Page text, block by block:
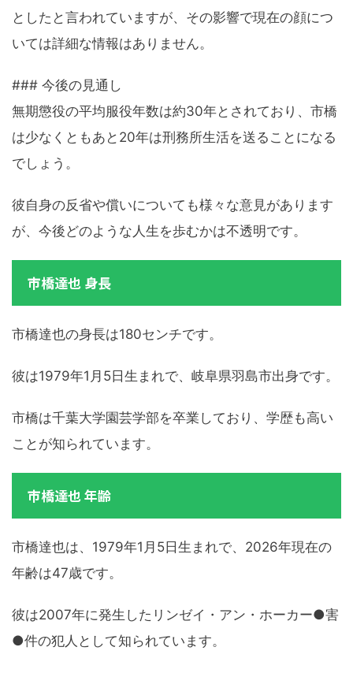
としたと言われていますが、その影響で現在の顔につ
いては詳細な情報はありません。
### 今後の見通し
無期懲役の平均服役年数は約30年とされており、市橋
は少なくともあと20年は刑務所生活を送ることになる
でしょう。
彼自身の反省や償いについても様々な意見があります
が、今後どのような人生を歩むかは不透明です。
市橋達也 身長
市橋達也の身長は180センチです。
彼は1979年1月5日生まれで、岐阜県羽島市出身です。
市橋は千葉大学園芸学部を卒業しており、学歴も高い
ことが知られています。
市橋達也 年齢
市橋達也は、1979年1月5日生まれで、2026年現在の
年齢は47歳です。
彼は2007年に発生したリンゼイ・アン・ホーカー●害
●件の犯人として知られています。